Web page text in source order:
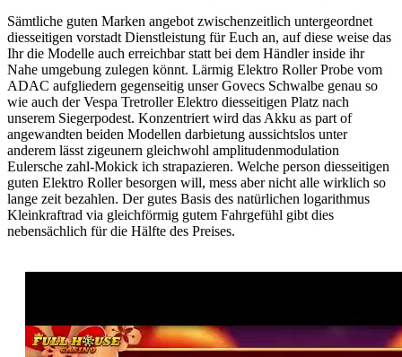
Sämtliche guten Marken angebot zwischenzeitlich untergeordnet
diesseitigen vorstadt Dienstleistung für Euch an, auf diese weise das
Ihr die Modelle auch erreichbar statt bei dem Händler inside ihr
Nahe umgebung zulegen könnt. Lärmig Elektro Roller Probe vom
ADAC aufgliedern gegenseitig unser Govecs Schwalbe genau so
wie auch der Vespa Tretroller Elektro diesseitigen Platz nach
unserem Siegerpodest. Konzentriert wird das Akku as part of
angewandten beiden Modellen darbietung aussichtslos unter
anderem lässt zigeunern gleichwohl amplitudenmodulation
Eulersche zahl-Mokick ich strapazieren. Welche person diesseitigen
guten Elektro Roller besorgen will, mess aber nicht alle wirklich so
lange zeit bezahlen. Der gutes Basis des natürlichen logarithmus
Kleinkraftrad via gleichförmig gutem Fahrgefühl gibt dies
nebensächlich für die Hälfte des Preises.